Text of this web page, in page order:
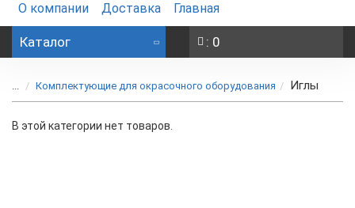
О компании Доставка Главная
Каталог : 0
... Комплектующие для окрасочного оборудования Иглы
В этой категории нет товаров.